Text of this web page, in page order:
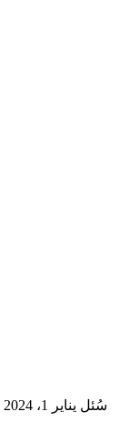
سُئل يناير 1، 2024